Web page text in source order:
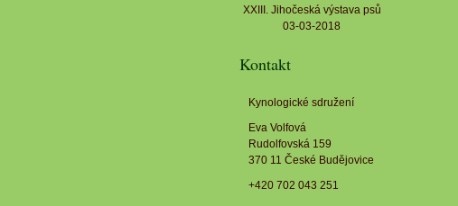
XXIII. Jihočeská výstava psů
03-03-2018
Kontakt
Kynologické sdružení
Eva Volfová
Rudolfovská 159
370 11 České Budějovice
+420 702 043 251